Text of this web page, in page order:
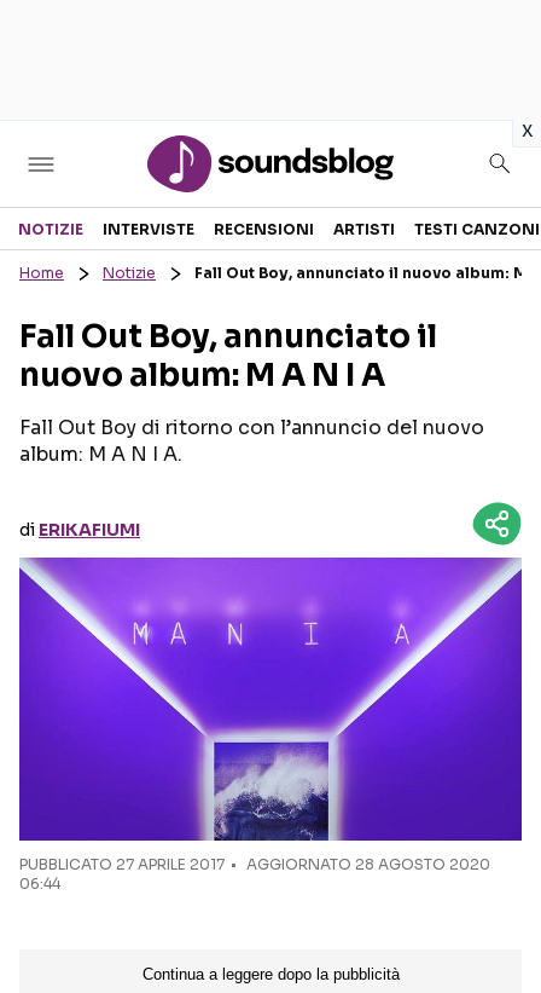
x
Sezioni
RECENSIONI MUSICALI
INTERVISTE
GOSSIP E CURIOSITÀ
TESTI CANZONI
TOUR ED EVENTI
TALENT SHOW
Seguici sui social
NOTIZIE INTERVISTE RECENSIONI ARTISTI TESTI CANZONI
Home Notizie Fall Out Boy, annunciato il nuovo album: M
Fall Out Boy, annunciato il
nuovo album: M A N I A
Fall Out Boy di ritorno con l’annuncio del nuovo
album: M A N I A.
di ERIKAFIUMI
PUBBLICATO 27 APRILE 2017
AGGIORNATO 28 AGOSTO 2020
06:44